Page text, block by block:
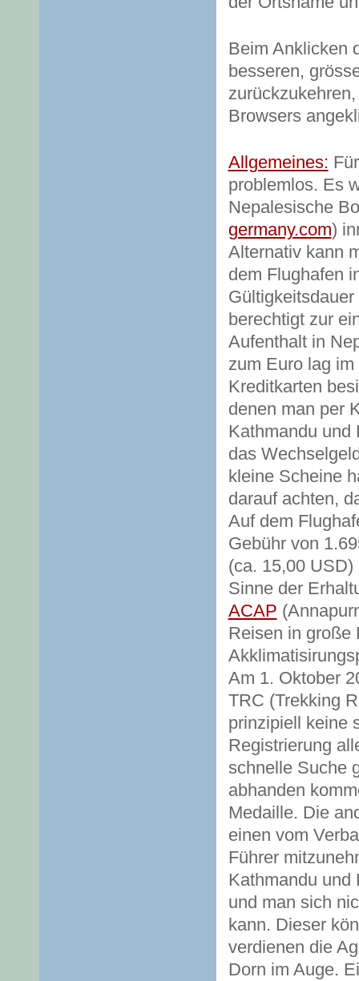
Beim Anklicken
besseren,
Browsers
Allgemeines:
problemlos. Es
Nepalesische
germany.com)
Alternativ kann
dem Flughafen
berechtigt zur
Aufenthalt in
zum Euro lag
Kreditkarten
denen man per
Kathmandu und
das
kleine Scheine
darauf achten,
Auf dem
Gebühr von
(ca. 15,00
Sinne der
ACAP
Reisen in große
Am 1. Oktober
TRC (Trekking
prinzipiell keine
Registrierung
schnelle Suche
abhanden
Medaille. Die
einen vom
Führer
Kathmandu und
und man sich
kann. Dieser
verdienen die
Dorn im Auge.